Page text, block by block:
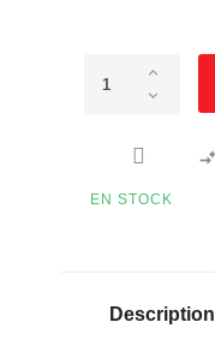
EN STOCK
Description